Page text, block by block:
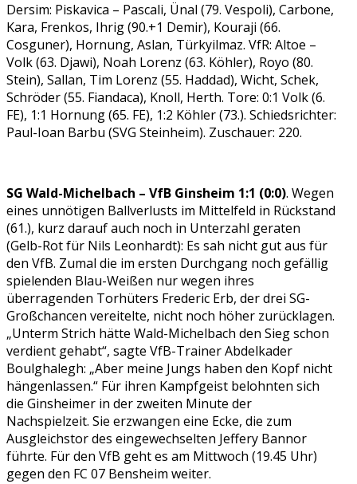
Dersim: Piskavica – Pascali, Ünal (79. Vespoli), Carbone,
Kara, Frenkos, Ihrig (90.+1 Demir), Kouraji (66.
Cosguner), Hornung, Aslan, Türkyilmaz. VfR: Altoe –
Volk (63. Djawi), Noah Lorenz (63. Köhler), Royo (80.
Stein), Sallan, Tim Lorenz (55. Haddad), Wicht, Schek,
Schröder (55. Fiandaca), Knoll, Herth. Tore: 0:1 Volk (6.
FE), 1:1 Hornung (65. FE), 1:2 Köhler (73.). Schiedsrichter:
Paul-Ioan Barbu (SVG Steinheim). Zuschauer: 220.
SG Wald-Michelbach – VfB Ginsheim 1:1 (0:0). Wegen
eines unnötigen Ballverlusts im Mittelfeld in Rückstand
(61.), kurz darauf auch noch in Unterzahl geraten
(Gelb-Rot für Nils Leonhardt): Es sah nicht gut aus für
den VfB. Zumal die im ersten Durchgang noch gefällig
spielenden Blau-Weißen nur wegen ihres
überragenden Torhüters Frederic Erb, der drei SG-
Großchancen vereitelte, nicht noch höher zurücklagen.
„Unterm Strich hätte Wald-Michelbach den Sieg schon
verdient gehabt“, sagte VfB-Trainer Abdelkader
Boulghalegh: „Aber meine Jungs haben den Kopf nicht
hängenlassen.“ Für ihren Kampfgeist belohnten sich
die Ginsheimer in der zweiten Minute der
Nachspielzeit. Sie erzwangen eine Ecke, die zum
Ausgleichstor des eingewechselten Jeffery Bannor
führte. Für den VfB geht es am Mittwoch (19.45 Uhr)
gegen den FC 07 Bensheim weiter.